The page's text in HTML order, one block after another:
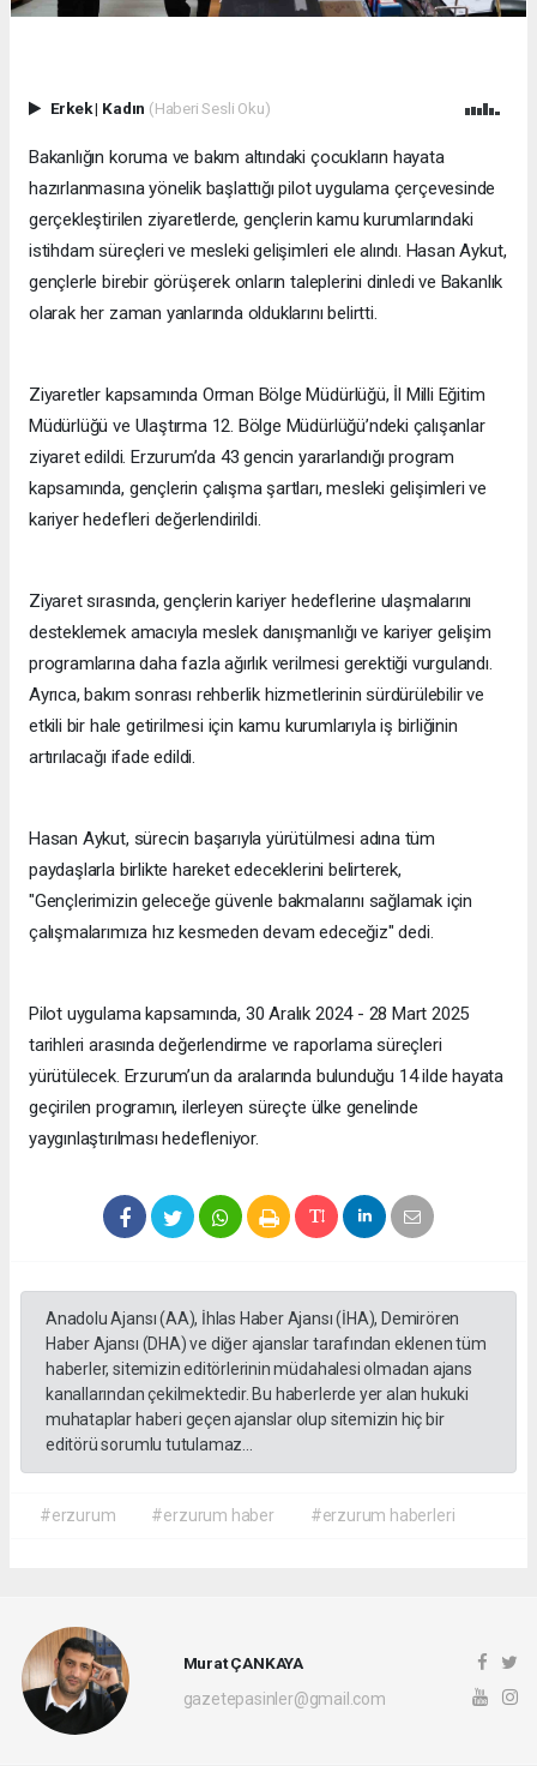
Erkek| Kadın (Haberi Sesli Oku)
Bakanlığın koruma ve bakım altındaki çocukların hayata
hazırlanmasına yönelik başlattığı pilot uygulama çerçevesinde
gerçekleştirilen ziyaretlerde, gençlerin kamu kurumlarındaki
istihdam süreçleri ve mesleki gelişimleri ele alındı. Hasan Aykut,
gençlerle birebir görüşerek onların taleplerini dinledi ve Bakanlık
olarak her zaman yanlarında olduklarını belirtti.
Ziyaretler kapsamında Orman Bölge Müdürlüğü, İl Milli Eğitim
Müdürlüğü ve Ulaştırma 12. Bölge Müdürlüğü’ndeki çalışanlar
ziyaret edildi. Erzurum’da 43 gencin yararlandığı program
kapsamında, gençlerin çalışma şartları, mesleki gelişimleri ve
kariyer hedefleri değerlendirildi.
Ziyaret sırasında, gençlerin kariyer hedeflerine ulaşmalarını
desteklemek amacıyla meslek danışmanlığı ve kariyer gelişim
programlarına daha fazla ağırlık verilmesi gerektiği vurgulandı.
Ayrıca, bakım sonrası rehberlik hizmetlerinin sürdürülebilir ve
etkili bir hale getirilmesi için kamu kurumlarıyla iş birliğinin
artırılacağı ifade edildi.
Hasan Aykut, sürecin başarıyla yürütülmesi adına tüm
paydaşlarla birlikte hareket edeceklerini belirterek,
"Gençlerimizin geleceğe güvenle bakmalarını sağlamak için
çalışmalarımıza hız kesmeden devam edeceğiz" dedi.
Pilot uygulama kapsamında, 30 Aralık 2024 - 28 Mart 2025
tarihleri arasında değerlendirme ve raporlama süreçleri
yürütülecek. Erzurum’un da aralarında bulunduğu 14 ilde hayata
geçirilen programın, ilerleyen süreçte ülke genelinde
yaygınlaştırılması hedefleniyor.
Anadolu Ajansı (AA), İhlas Haber Ajansı (İHA), Demirören
Haber Ajansı (DHA) ve diğer ajanslar tarafından eklenen tüm
haberler, sitemizin editörlerinin müdahalesi olmadan ajans
kanallarından çekilmektedir. Bu haberlerde yer alan hukuki
muhataplar haberi geçen ajanslar olup sitemizin hiç bir
editörü sorumlu tutulamaz...
#erzurum #erzurum haber #erzurum haberleri
Murat ÇANKAYA
gazetepasinler@gmail.com